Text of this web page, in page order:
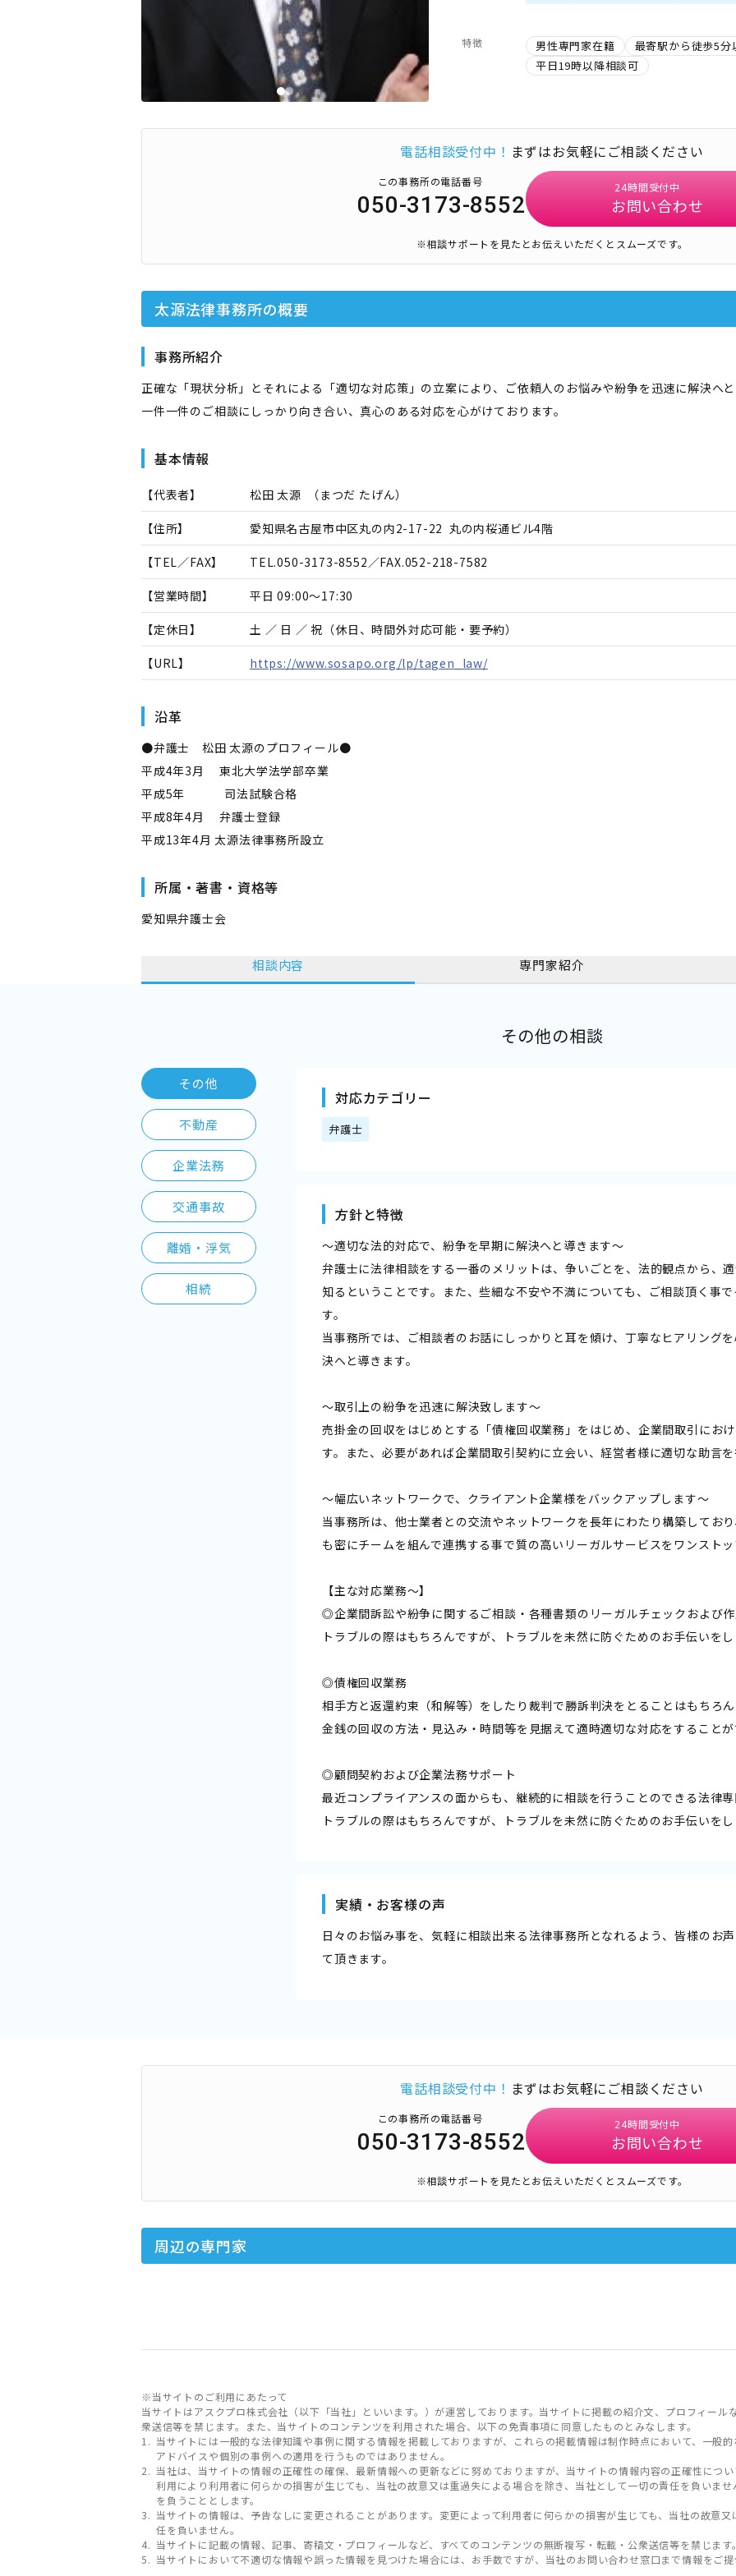
特徴 男性専門家在籍
最寄駅から徒歩5分
平日19時以降相談可
電話相談受付中！ まずはお気軽にご相談ください
この事務所の電話番号
050-3173-8552
24時間受付中
お問い合わせ
※相談サポートを見たとお伝えいただくとスムーズです。
太源法律事務所の概要
事務所紹介
正確な「現状分析」とそれによる「適切な対応策」の立案により、ご依頼人のお悩みや紛争を迅速に解決へ
一件一件のご相談にしっかり向き合い、真心のある対応を心がけております。
基本情報
【代表者】 松田 太源 （まつだ たげん）
【住所】 愛知県名古屋市中区丸の内2-17-22 丸の内桜通ビル4階
【TEL／FAX】 TEL.050-3173-8552／FAX.052-218-7582
【営業時間】 平日 09:00～17:30
【定休日】 土 ／ 日 ／ 祝（休日、時間外対応可能・要予約）
【URL】 https://www.sosapo.org/lp/tagen_law/
沿革
●弁護士 松田 太源のプロフィール●
平成4年3月 東北大学法学部卒業
平成5年 司法試験合格
平成8年4月 弁護士登録
平成13年4月 太源法律事務所設立
所属・著書・資格等
愛知県弁護士会
相談内容 専門家紹介
その他の相談
その他
不動産
企業法務
交通事故
離婚・浮気
相続
対応カテゴリー
弁護士
方針と特徴
〜適切な法的対応で、紛争を早期に解決へと導きます〜
弁護士に法律相談をする一番のメリットは、争いごとを、法的観点から、
知るということです。また、些細な不安や不満についても、ご相談頂く事
す。
当事務所では、ご相談者のお話にしっかりと耳を傾け、丁寧なヒアリング
決へと導きます。
〜取引上の紛争を迅速に解決致します〜
売掛金の回収をはじめとする「債権回収業務」をはじめ、企業間取引にお
す。また、必要があれば企業間取引契約に立会い、経営者様に適切な助言
〜幅広いネットワークで、クライアント企業様をバックアップします〜
当事務所は、他士業者との交流やネットワークを長年にわたり構築してお
も密にチームを組んで連携する事で質の高いリーガルサービスをワンスト
【主な対応業務〜】
◎企業間訴訟や紛争に関するご相談・各種書類のリーガルチェックおよび
トラブルの際はもちろんですが、トラブルを未然に防ぐためのお手伝いを
◎債権回収業務
相手方と返還約束（和解等）をしたり裁判で勝訴判決をとることはもちろ
金銭の回収の方法・見込み・時間等を見据えて適時適切な対応をすること
◎顧問契約および企業法務サポート
最近コンプライアンスの面からも、継続的に相談を行うことのできる法律
トラブルの際はもちろんですが、トラブルを未然に防ぐためのお手伝いを
実績・お客様の声
日々のお悩み事を、気軽に相談出来る法律事務所となれるよう、皆様のお
て頂きます。
電話相談受付中！ まずはお気軽にご相談ください
この事務所の電話番号
050-3173-8552
24時間受付中
お問い合わせ
※相談サポートを見たとお伝えいただくとスムーズです。
周辺の専門家
※当サイトのご利用にあたって
当サイトはアスクプロ株式会社（以下「当社」といいます。）が運営しております。当サイトに掲載の紹介文、プロフィール
衆送信等を禁じます。また、当サイトのコンテンツを利用された場合、以下の免責事項に同意したものとみなします。
当サイトには一般的な法律知識や事例に関する情報を掲載しておりますが、これらの掲載情報は制作時点において、一般
アドバイスや個別の事例への適用を行うものではありません。
当社は、当サイトの情報の正確性の確保、最新情報への更新などに努めておりますが、当サイトの情報内容の正確性につ
利用により利用者に何らかの損害が生じても、当社の故意又は重過失による場合を除き、当社として一切の責任を負いま
を負うこととします。
当サイトの情報は、予告なしに変更されることがあります。変更によって利用者に何らかの損害が生じても、当社の故意
任を負いません。
当サイトに記載の情報、記事、寄稿文・プロフィールなど、すべてのコンテンツの無断複写・転載・公衆送信等を禁じます
当サイトにおいて不適切な情報や誤った情報を見つけた場合には、お手数ですが、当社のお問い合わせ窓口まで情報をご